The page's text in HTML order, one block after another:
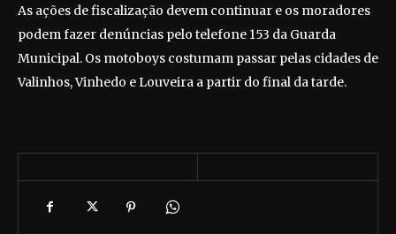
As ações de fiscalização devem continuar e os moradores
podem fazer denúncias pelo telefone 153 da Guarda
Municipal. Os motoboys costumam passar pelas cidades de
Valinhos, Vinhedo e Louveira a partir do final da tarde.